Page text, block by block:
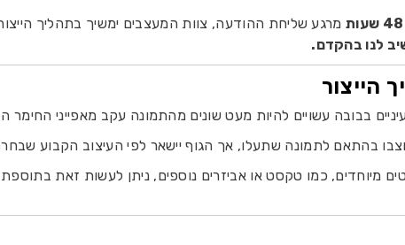
מרגע שליחת ההודעה, צוות המעצבים ימשיך בתהליך
לנו בהקדם.
הייצור
בבובה עשויים להיות מעט שונים מהתמונה עקב מאפייני החימר
בהתאם לתמונה שתעלו, אך הגוף יישאר לפי העיצוב הקבוע
מיוחדים, כמו טקסט או אביזרים נוספים, ניתן לעשות זאת